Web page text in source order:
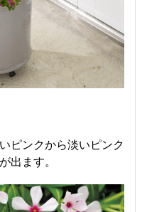
ピンクから淡いピンク
出ます。